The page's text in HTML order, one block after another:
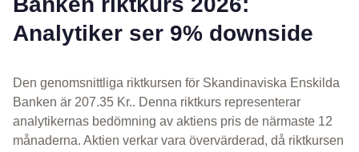
Analytiker ser 9% downside
Den genomsnittliga riktkursen för Skandinaviska Enskilda
Banken är 207.35 Kr.. Denna riktkurs representerar
analytikernas bedömning av aktiens pris de närmaste 12
månaderna. Aktien verkar vara övervärderad, då riktkursen